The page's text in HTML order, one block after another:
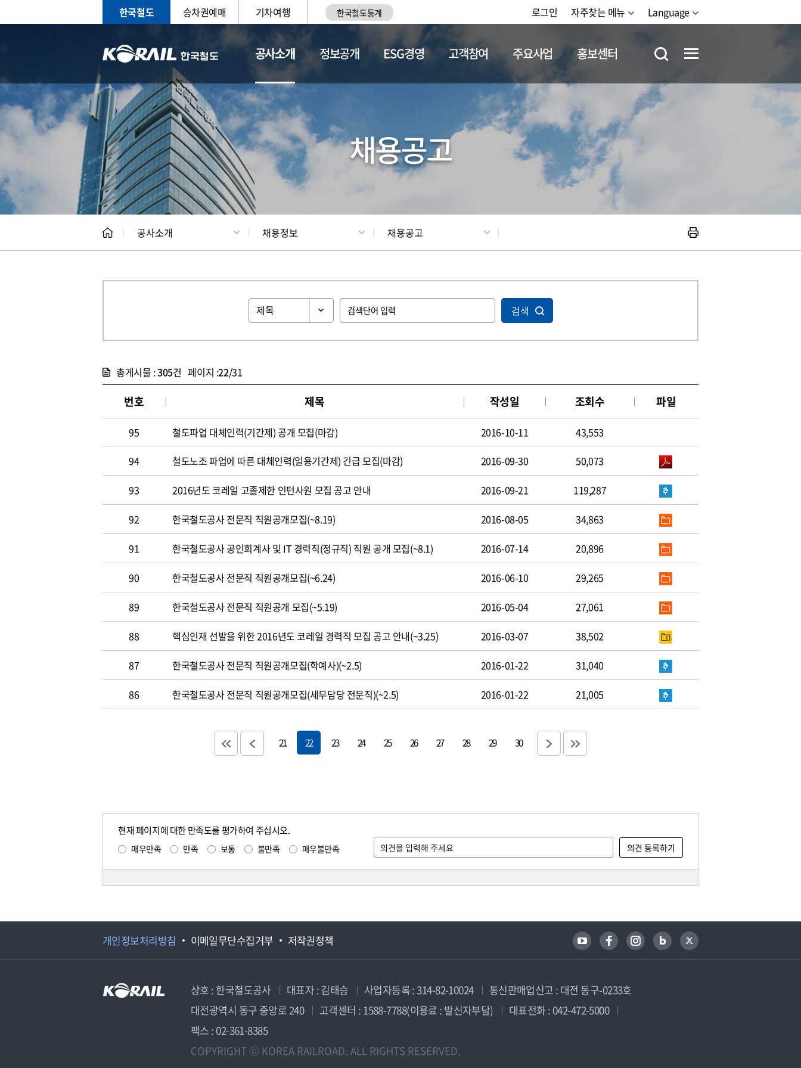
한국철도 승차권예매 기차여행 한국철도통계 로그인 자주찾는 메뉴 Language
공사소개
CEO 일반현황 채용정보
정보공개 ESG경영 고객참여 주요사업 홍보센터
채용공고
공사소개 채용정보 채용공고
검색
총게시물 :305건 페이지 :22/31
번호 제목 작성일 조회수 파일
95 철도파업 대체인력(기간제) 공개 모집(마감) 2016-10-11
43,553
94
철도노조 파업에 따른 대체인력(일용기간제) 긴급 모집(마감) 2016-09-30 50,073
93 2016년도 코레일 고졸제한 인턴사원 모집 공고 안내 2016-09-21 119,287
92 한국철도공사 전문직 직원공개모집(~8.19) 2016-08-05 34,863
91 한국철도공사 공인회계사 및 IT 경력직(정규직) 직원 공개 모집(~8.1) 2016-07-14 20,896
90 한국철도공사 전문직 직원공개모집(~6.24) 2016-06-10 29,265
89 한국철도공사 전문직 직원공개 모집(~5.19) 2016-05-04 27,061
88 핵심인재 선발을 위한 2016년도 코레일 경력직 모집 공고 안내(~3.25) 2016-03-07 38,502
87 한국철도공사 전문직 직원공개모집(학예사)(~2.5) 2016-01-22 31,040
86 한국철도공사 전문직 직원공개모집(세무담당 전문직)(~2.5) 2016-01-22 21,005
21 22 23 24 25 26 27 28 29 30
현재 페이지에 대한 만족도를 평가하여 주십시오.
매우만족 만족 보통 불만족 매우불만족
개인정보처리방침 이메일무단수집거부 저작권정책
상호 : 한국철도공사 대표자 : 김태승 사업자등록 : 314-82-10024
통신판매업신고 : 대전 동구-0233호
대전광역시 동구 중앙로 240
고객센터 : 1588-7788(이용료 : 발신자부담)
대표전화 : 042-472-5000
팩스 : 02-361-8385
COPYRIGHT ⓒ KOREA RAILROAD. ALL RIGHTS RESERVED.